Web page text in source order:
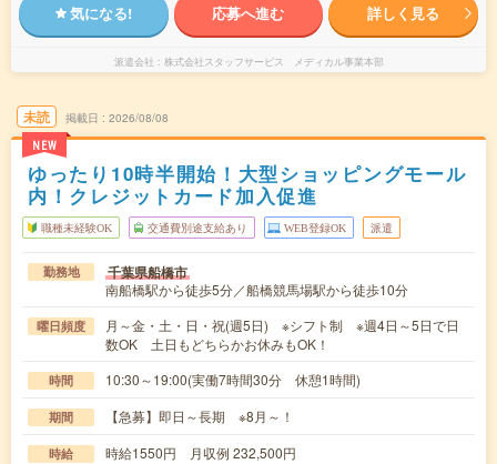
気になる! 応募へ進む 詳しく見る
派遣会社 株式会社スタッフサービス メディカル事業本部
未読
NEW
掲載日 2026/08/08
ゆったり10時半開始！大型ショッピングモール
内！クレジットカード加入促進
職種未経験OK 交通費別途支給あり WEB登録OK 派遣
勤務地 千葉県船橋市
南船橋駅から徒歩5分／船橋競馬場駅から徒歩10分
曜日頻度
月～金・土・日・祝(週5日) ※シフト制 ※週4日～5日で日
数OK 土日もどちらかお休みもOK！
時間 10:30～19:00(実働7時間30分 休憩1時間)
期間 【急募】即日～長期 ※8月～！
時給 時給1550円 月収例 232,500円